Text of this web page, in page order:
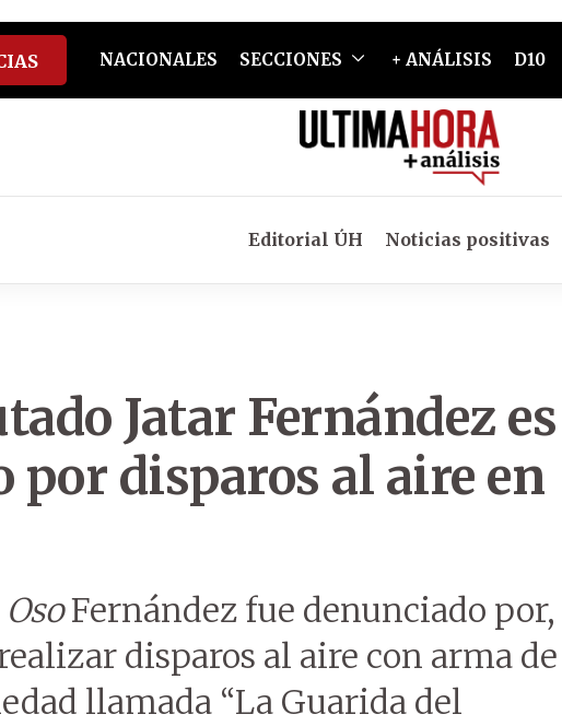
NACIONALES SECCIONES + ANÁLISIS D10
Editorial ÚH Noticias positivas
Jatar Fernández es
por disparos al aire en
OsoFernández fue denunciado por,
disparos al aire con arma de
llamada “La Guarida del